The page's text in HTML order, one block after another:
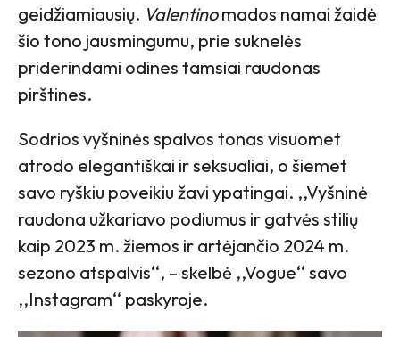
geidžiamiausių. Valentinomados namai žaidė
šio tono jausmingumu, prie suknelės
priderindami odines tamsiai raudonas
pirštines.
Sodrios vyšninės spalvos tonas visuomet
atrodo elegantiškai ir seksualiai, o šiemet
savo ryškiu poveikiu žavi ypatingai. ,,Vyšninė
raudona užkariavo podiumus ir gatvės stilių
kaip 2023 m. žiemos ir artėjančio 2024 m.
sezono atspalvis‘‘, – skelbė ,,Vogue‘‘ savo
,,Instagram‘‘ paskyroje.